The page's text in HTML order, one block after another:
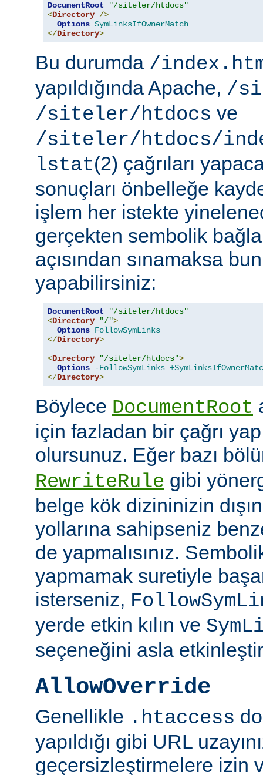
DocumentRoot
"/siteler/htdocs"
<Directory />
Options SymLinksIfOwnerMatch
</Directory>
Bu durumda /
yapıldığında Apache, /
/siteler/htdocs ve
/siteler/htdocs/
lstat(2) çağrıları
sonuçları önbelleğe
işlem her istekte
gerçekten sembolik
açısından sınamaksa
yapabilirsiniz:
DocumentRoot
"/siteler/htdocs"
<Directory "/">
Options FollowSymLinks
</Directory>
<Directory "/siteler/htdocs">
Options
-FollowSymLinks
</Directory>
Böylece DocumentRoot
için fazladan bir çağrı
olursunuz. Eğer bazı
RewriteRule gibi
belge kök dizininizin
yollarına sahipseniz
de yapmalısınız.
yapmamak suretiyle
isterseniz,
yerde etkin kılın ve
seçeneğini asla
AllowOverride
Genellikle .htaccess
yapıldığı gibi URL
geçersizleştirmelere izin